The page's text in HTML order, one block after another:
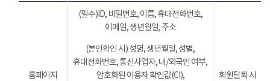
홈페이지
(필수)ID, 비밀번호, 이름, 휴대전화번호,
이메일, 생년월일, 주소
(본인확인 시) 성명, 생년월일, 성별,
휴대전화번호, 통신사업자, 내/외국인 여부,
암호화된 이용자 확인값(CI),
회원탈퇴 시